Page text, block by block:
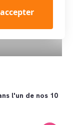
l'un de nos 10